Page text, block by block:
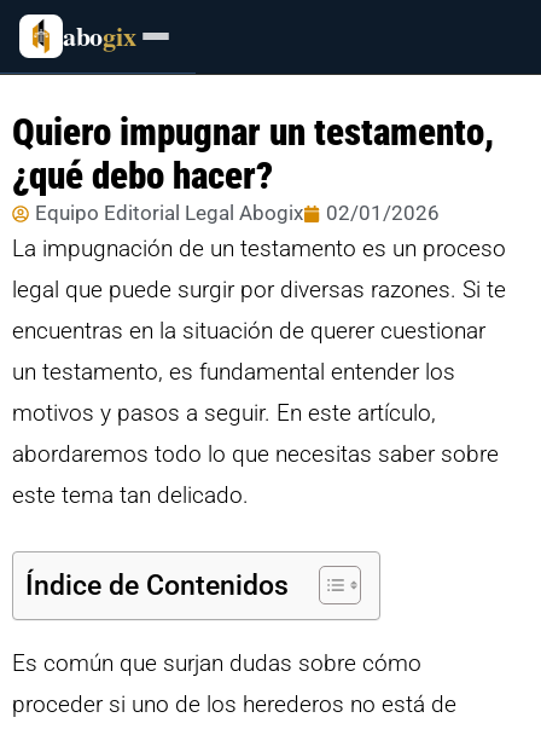
abogix
Quiero impugnar un testamento,
¿qué debo hacer?
Equipo Editorial Legal Abogix 02/01/2026
La impugnación de un testamento es un proceso
legal que puede surgir por diversas razones. Si te
encuentras en la situación de querer cuestionar
un testamento, es fundamental entender los
motivos y pasos a seguir. En este artículo,
abordaremos todo lo que necesitas saber sobre
este tema tan delicado.
Índice de Contenidos
Es común que surjan dudas sobre cómo
proceder si uno de los herederos no está de